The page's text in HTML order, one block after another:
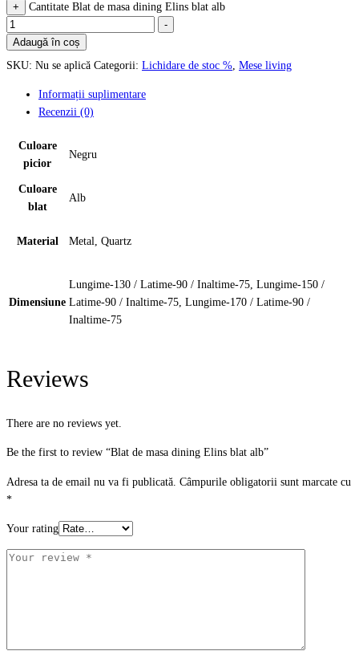
+
Cantitate Blat de masa dining Elins blat alb
-
Adaugă în coș
SKU: Nu se aplică Categorii: Lichidare de stoc %, Mese living
Informații suplimentare
Recenzii (0)
Culoare
picior
Negru
Culoare
blat
Alb
Material Metal, Quartz
Dimensiune
Lungime-130 / Latime-90 / Inaltime-75, Lungime-150 /
Latime-90 / Inaltime-75, Lungime-170 / Latime-90 /
Inaltime-75
Reviews
There are no reviews yet.
Be the first to review “Blat de masa dining Elins blat alb”
Adresa ta de email nu va fi publicată. Câmpurile obligatorii sunt marcate cu
*
Your rating